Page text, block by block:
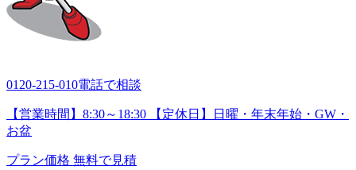
0120-215-010電話で相談
【営業時間】8:30～18:30 【定休日】日曜・年末年始・GW・
お盆
プラン価格 無料で見積